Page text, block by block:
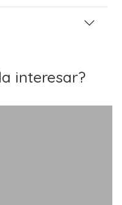
interesar?